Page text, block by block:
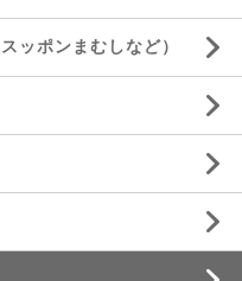
ッポンまむしなど）